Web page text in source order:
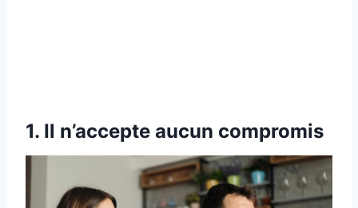
1. Il n’accepte aucun compromis